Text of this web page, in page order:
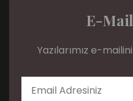
E-
Yazılarımız e-